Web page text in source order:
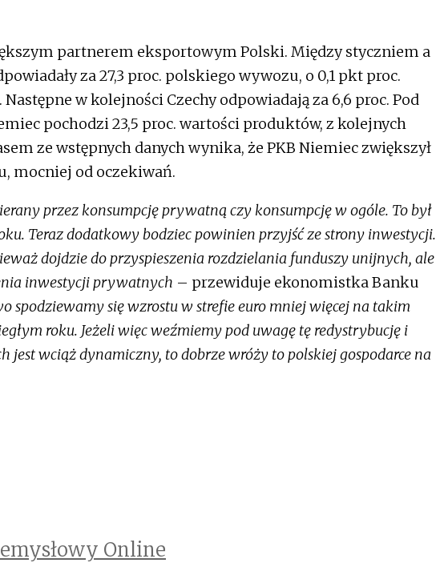
partnerem eksportowym Polski. Między styczniem a
za 27,3 proc. polskiego wywozu, o 0,1 pkt proc.
w kolejności Czechy odpowiadają za 6,6 proc. Pod
pochodzi 23,5 proc. wartości produktów, z kolejnych
ze wstępnych danych wynika, że PKB Niemiec zwiększył
mocniej od oczekiwań.
przez konsumpcję prywatną czy konsumpcję w ogóle. To był
Teraz dodatkowy bodziec powinien przyjść ze strony inwestycji.
dojdzie do przyspieszenia rozdzielania funduszy unijnych, ale
inwestycji prywatnych – przewiduje ekonomistka Banku
spodziewamy się wzrostu w strefie euro mniej więcej na takim
roku. Jeżeli więc weźmiemy pod uwagę tę redystrybucję i
jest wciąż dynamiczny, to dobrze wróży to polskiej gospodarce na
Online